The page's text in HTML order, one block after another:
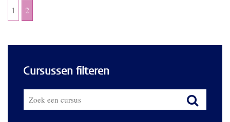
1 2
Cursussen filteren